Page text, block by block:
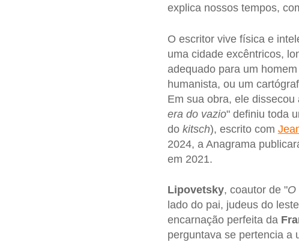
explica nossos tempos,
O escritor vive física e
uma cidade excêntricos,
adequado para um
humanista, ou um
Em sua obra, ele
era do vazio" definiu toda
do kitsch), escrito com
2024, a Anagrama
em 2021.
Lipovetsky, coautor de "O
lado do pai, judeus do
encarnação perfeita da
perguntava se pertencia a